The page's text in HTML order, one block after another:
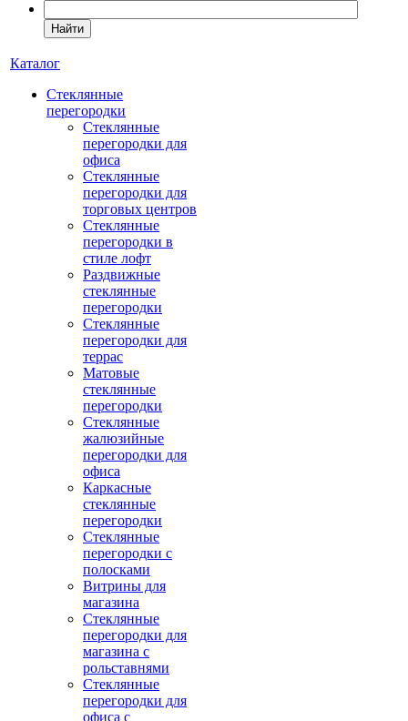
Найти
Каталог
Cтеклянные
перегородки
Стеклянные
перегородки для
офиса
Стеклянные
перегородки для
торговых центров
Стеклянные
перегородки в
стиле лофт
Раздвижные
стеклянные
перегородки
Стеклянные
перегородки для
террас
Матовые
стеклянные
перегородки
Стеклянные
жалюзийные
перегородки для
офиса
Каркасные
стеклянные
перегородки
Стеклянные
перегородки с
полосками
Витрины для
магазина
Стеклянные
перегородки для
магазина с
рольставнями
Стеклянные
перегородки для
офиса с